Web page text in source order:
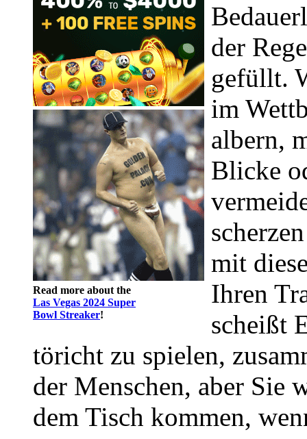
Read more about the
Las Vegas 2024 Super
Bowl Streaker!
der
gefüllt.
im
albern,
Blicke
mit
Ihren
scheißt
töricht zu spielen,
der Menschen, aber Sie
dem Tisch kommen,